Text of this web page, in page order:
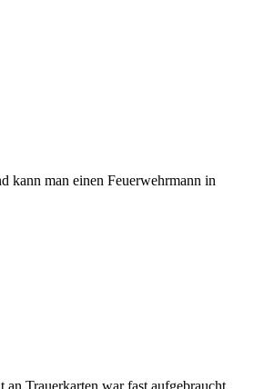
kann man einen Feuerwehrmann in
Trauerkarten war fast aufgebraucht,